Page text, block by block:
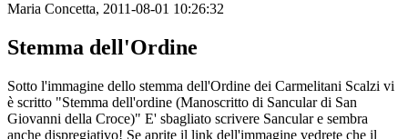
Maria Concetta, 2011-08-01 10:26:32
Stemma dell'Ordine
Sotto l'immagine dello stemma dell'Ordine dei Carmelitani Scalzi vi
è scritto "Stemma dell'ordine (Manoscritto di Sancular di San
Giovanni della Croce)" E' sbagliato scrivere Sancular e sembra
anche dispregiativo! Se aprite il link dell'immagine vedrete che il